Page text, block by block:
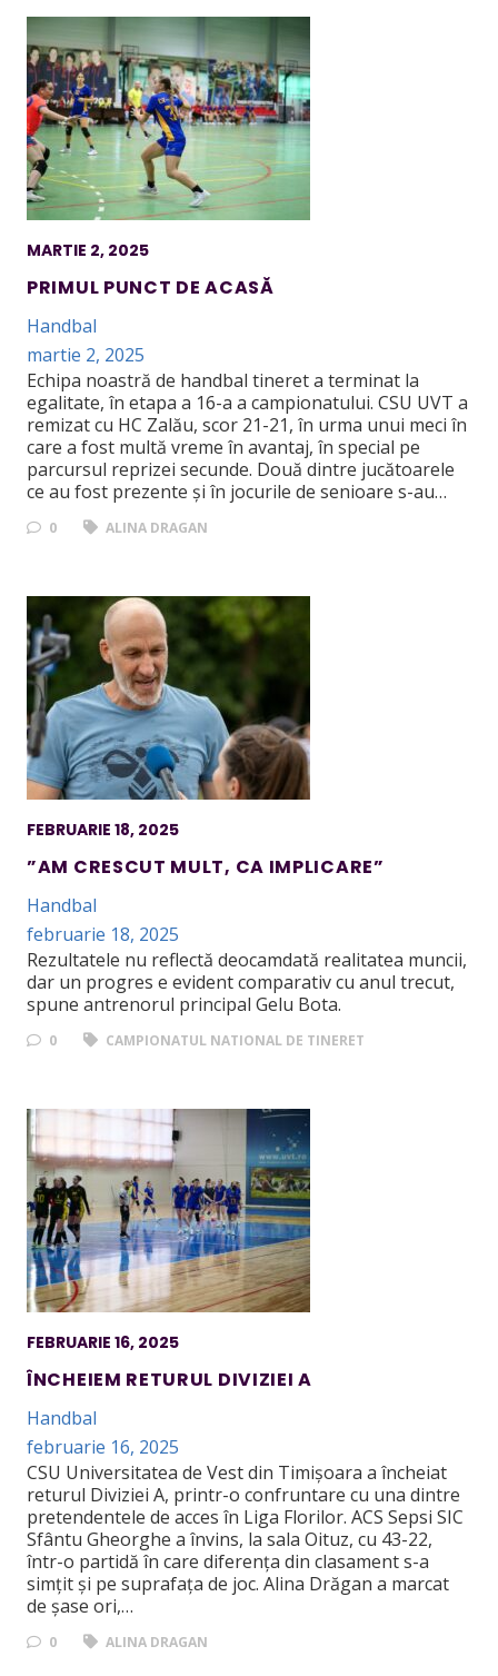
MARTIE 2, 2025
PRIMUL PUNCT DE ACASĂ
Handbal
martie 2, 2025
Echipa noastră de handbal tineret a terminat la
egalitate, în etapa a 16-a a campionatului. CSU UVT a
remizat cu HC Zalău, scor 21-21, în urma unui meci în
care a fost multă vreme în avantaj, în special pe
parcursul reprizei secunde. Două dintre jucătoarele
ce au fost prezente și în jocurile de senioare s-au…
0 ALINA DRAGAN
FEBRUARIE 18, 2025
”AM CRESCUT MULT, CA IMPLICARE”
Handbal
februarie 18, 2025
Rezultatele nu reflectă deocamdată realitatea muncii,
dar un progres e evident comparativ cu anul trecut,
spune antrenorul principal Gelu Bota.
0 CAMPIONATUL NATIONAL DE TINERET
FEBRUARIE 16, 2025
ÎNCHEIEM RETURUL DIVIZIEI A
Handbal
februarie 16, 2025
CSU Universitatea de Vest din Timișoara a încheiat
returul Diviziei A, printr-o confruntare cu una dintre
pretendentele de acces în Liga Florilor. ACS Sepsi SIC
Sfântu Gheorghe a învins, la sala Oituz, cu 43-22,
într-o partidă în care diferența din clasament s-a
simțit și pe suprafața de joc. Alina Drăgan a marcat
de șase ori,…
0 ALINA DRAGAN